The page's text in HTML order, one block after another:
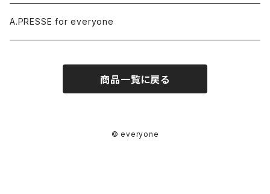
A.PRESSE for everyone
商品一覧に戻る
© everyone